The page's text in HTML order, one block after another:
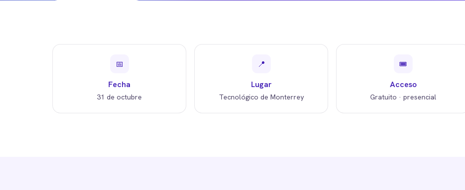
📅
Fecha
31 de octubre
📍
Lugar
Tecnológico de Monterrey
🎟️
Acceso
Gratuito · presencial